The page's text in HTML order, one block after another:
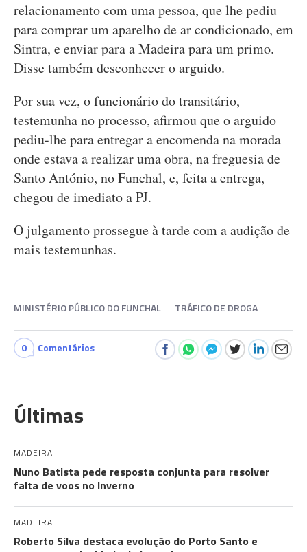
relacionamento com uma pessoa, que lhe pediu
para comprar um aparelho de ar condicionado, em
Sintra, e enviar para a Madeira para um primo.
Disse também desconhecer o arguido.
Por sua vez, o funcionário do transitário,
testemunha no processo, afirmou que o arguido
pediu-lhe para entregar a encomenda na morada
onde estava a realizar uma obra, na freguesia de
Santo António, no Funchal, e, feita a entrega,
chegou de imediato a PJ.
O julgamento prossegue à tarde com a audição de
mais testemunhas.
MINISTÉRIO PÚBLICO DO FUNCHAL TRÁFICO DE DROGA
0 Comentários
Últimas
MADEIRA
Nuno Batista pede resposta conjunta para resolver
falta de voos no Inverno
MADEIRA
Roberto Silva destaca evolução do Porto Santo e